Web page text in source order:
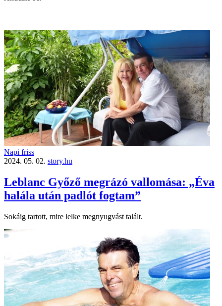
Napi friss
2024. 05. 02. story.hu
Leblanc Győző megrázó vallomása: „Éva
halála után padlót fogtam”
Sokáig tartott, mire lelke megnyugvást talált.